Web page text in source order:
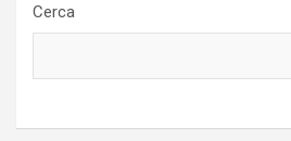
Cerca